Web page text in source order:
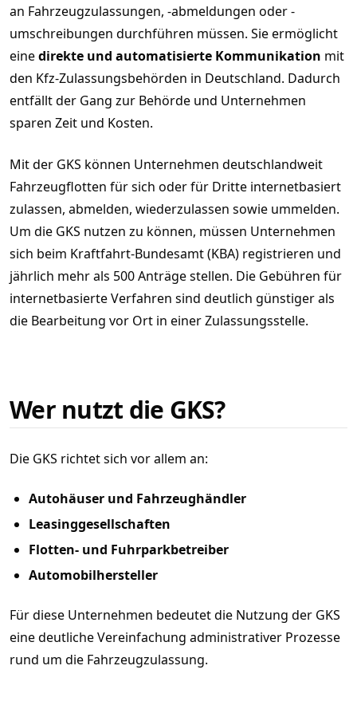
an Fahrzeugzulassungen, -abmeldungen oder -
umschreibungen durchführen müssen. Sie ermöglicht
einedirekte und automatisierte Kommunikation mit
den Kfz-Zulassungsbehörden in Deutschland. Dadurch
entfällt der Gang zur Behörde und Unternehmen
sparen Zeit und Kosten.
Mit der GKS können Unternehmen deutschlandweit
Fahrzeugflotten für sich oder für Dritte internetbasiert
zulassen, abmelden, wiederzulassen sowie ummelden.
Um die GKS nutzen zu können, müssen Unternehmen
sich beim Kraftfahrt-Bundesamt (KBA) registrieren und
jährlich mehr als 500 Anträge stellen. Die Gebühren für
internetbasierte Verfahren sind deutlich günstiger als
die Bearbeitung vor Ort in einer Zulassungsstelle.
Wer nutzt die GKS?
Die GKS richtet sich vor allem an:
Autohäuser und Fahrzeughändler
Leasinggesellschaften
Flotten- und Fuhrparkbetreiber
Automobilhersteller
Für diese Unternehmen bedeutet die Nutzung der GKS
eine deutliche Vereinfachung administrativer Prozesse
rund um die Fahrzeugzulassung.